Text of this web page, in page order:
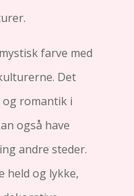
farve med
Det
romantik i
også have
andre steder.
held og lykke,